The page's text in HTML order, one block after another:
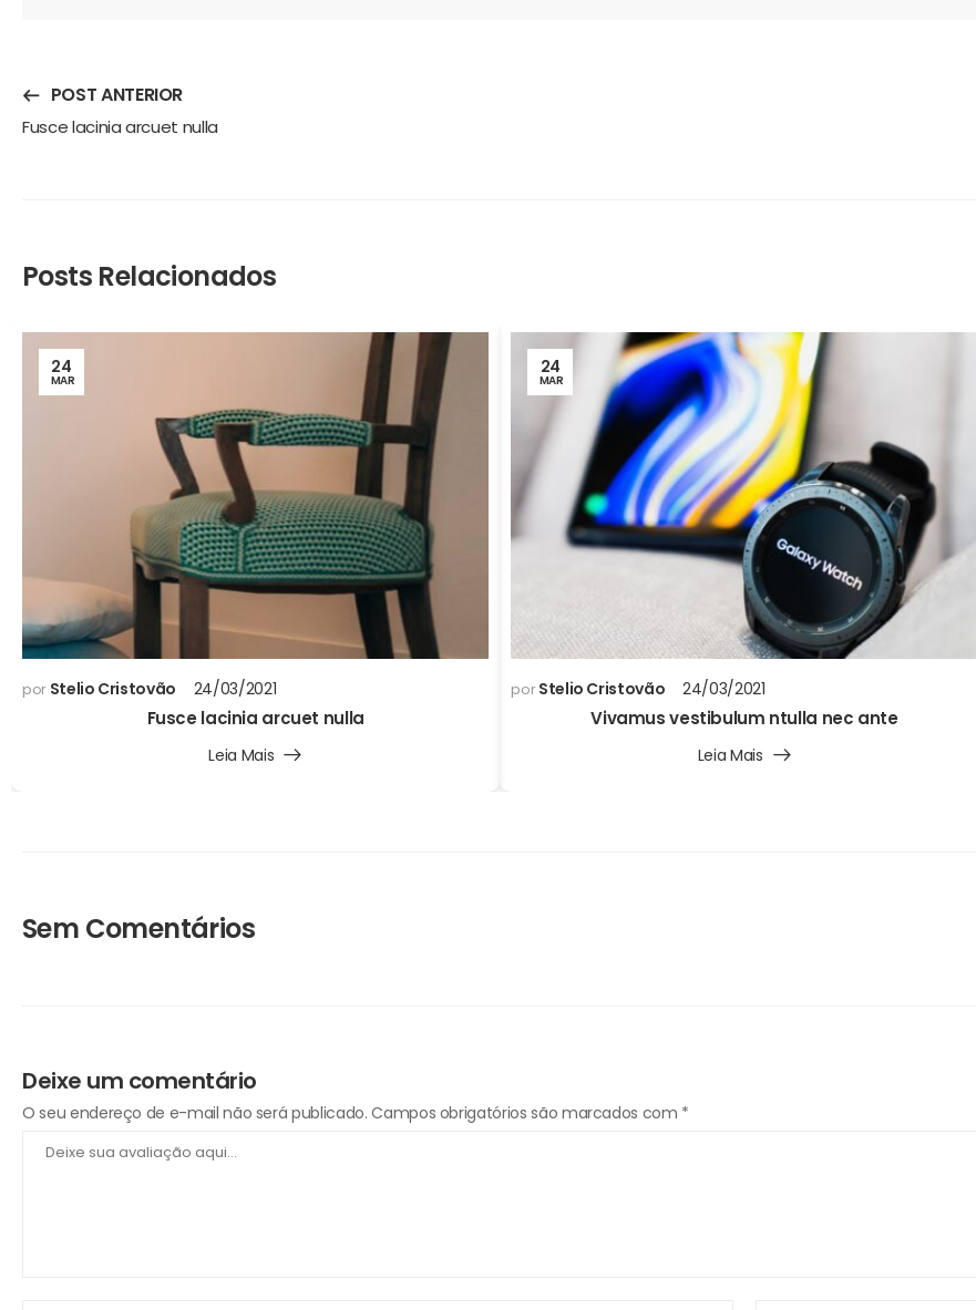
POST ANTERIOR
Fusce lacinia arcuet nulla
Posts Relacionados
24
MAR
por Stelio Cristovão 24/03/2021
Fusce lacinia arcuet nulla
Leia Mais
24
MAR
porStelio Cristovão 24/03/2021
Vivamus vestibulum ntulla nec ante
Leia Mais
Sem Comentários
Deixe um comentário
O seu endereço de e-mail não será publicado. Campos obrigatórios são marcados com *